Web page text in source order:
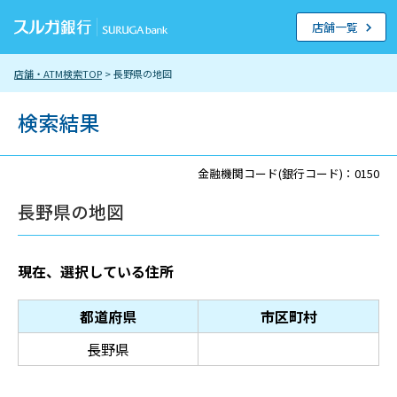
店舗・ATM検索TOP > 長野県の地図
店舗一覧
検索結果
金融機関コード(銀行コード)：0150
長野県の地図
現在、選択している住所
都道府県
市区町村
長野県